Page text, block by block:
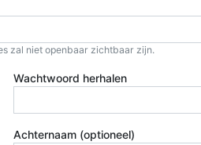
zal niet openbaar zichtbaar zijn.
Wachtwoord herhalen
Achternaam (optioneel)